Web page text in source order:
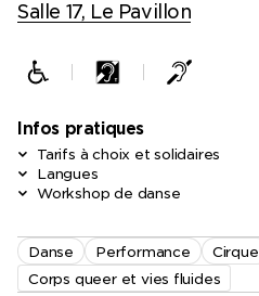
Salle 17, Le Pavillon
Infos pratiques
Tarifs à choix et solidaires
Langues
Workshop de danse
Danse Performance
Cirque
Corps queer et vies fluides